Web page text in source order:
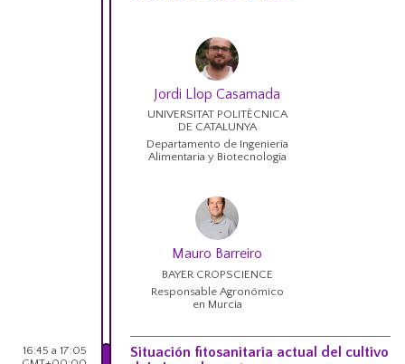
Jordi Llop Casamada
UNIVERSITAT POLITÈCNICA
DE CATALUNYA
Departamento de Ingeniería
Alimentaria y Biotecnología
Mauro Barreiro
BAYER CROPSCIENCE
Responsable Agronómico
en Murcia
16:45 a 17:05
Situación fitosanitaria actual del cultivo